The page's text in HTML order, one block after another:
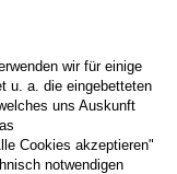
wir für einige
u. a. die eingebetteten
uns Auskunft
Cookies akzeptieren"
notwendigen